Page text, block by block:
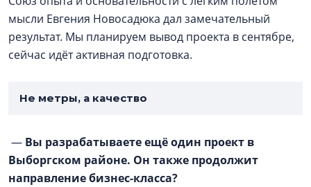
мысли Евгения Новосадюка дал замечательный
результат. Мы планируем вывод проекта в сентябре,
сейчас идёт активная подготовка.
Не метры, а качество
— Вы разрабатываете ещё один проект в
Выборгском районе. Он также продолжит
направление бизнес-класса?